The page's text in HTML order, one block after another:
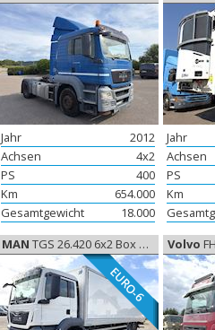
Jahr
2012
Achsen
4x2
PS
400
Km
654.000
Gesamtgewicht
18.000
Jahr
Achsen
PS
Km
MAN TGS 26.420 6x2 Box Euro-6, Koffer aufbau
EURO-6
Volvo